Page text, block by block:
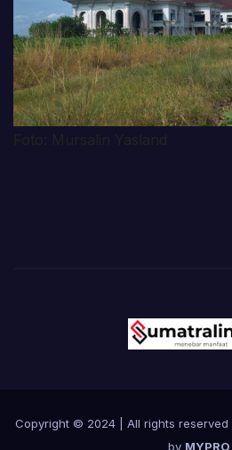
Copyright © 2024 | All rights reserved
by MYPRO